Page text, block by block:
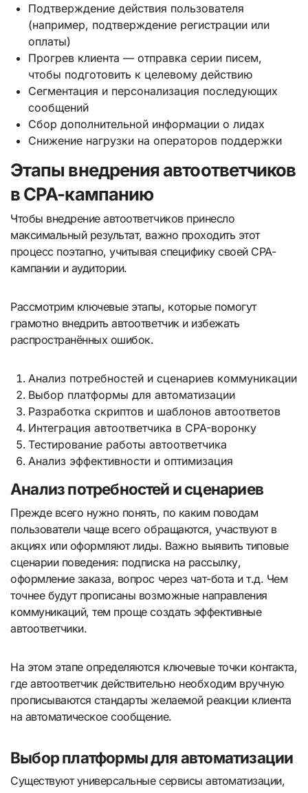
Подтверждение действия пользователя
(например, подтверждение регистрации или
оплаты)
Прогрев клиента — отправка серии писем,
чтобы подготовить к целевому действию
Сегментация и персонализация последующих
сообщений
Сбор дополнительной информации о лидах
Снижение нагрузки на операторов поддержки
Этапы внедрения автоответчиков
в CPA-кампанию
Чтобы внедрение автоответчиков принесло
максимальный результат, важно проходить этот
процесс поэтапно, учитывая специфику своей CPA-
кампании и аудитории.
Рассмотрим ключевые этапы, которые помогут
грамотно внедрить автоответчик и избежать
распространённых ошибок.
Анализ потребностей и сценариев коммуникации
Выбор платформы для автоматизации
Разработка скриптов и шаблонов автоответов
Интеграция автоответчика в CPA-воронку
Тестирование работы автоответчика
Анализ эффективности и оптимизация
Анализ потребностей и сценариев
Прежде всего нужно понять, по каким поводам
пользователи чаще всего обращаются, участвуют в
акциях или оформляют лиды. Важно выявить типовые
сценарии поведения: подписка на рассылку,
оформление заказа, вопрос через чат-бота и т.д. Чем
точнее будут прописаны возможные направления
коммуникаций, тем проще создать эффективные
автоответчики.
На этом этапе определяются ключевые точки контакта,
где автоответчик действительно необходим вручную
прописываются стандарты желаемой реакции клиента
на автоматическое сообщение.
Выбор платформы для автоматизации
Существуют универсальные сервисы автоматизации,